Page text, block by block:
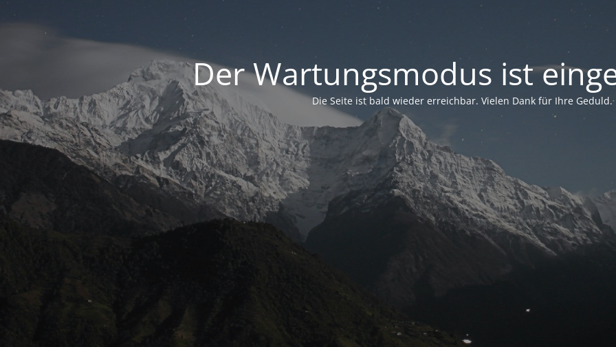
Der Wartungsmodus ist
Die Seite ist bald wieder erreichbar. Vielen Dank für Ihre Geduld.